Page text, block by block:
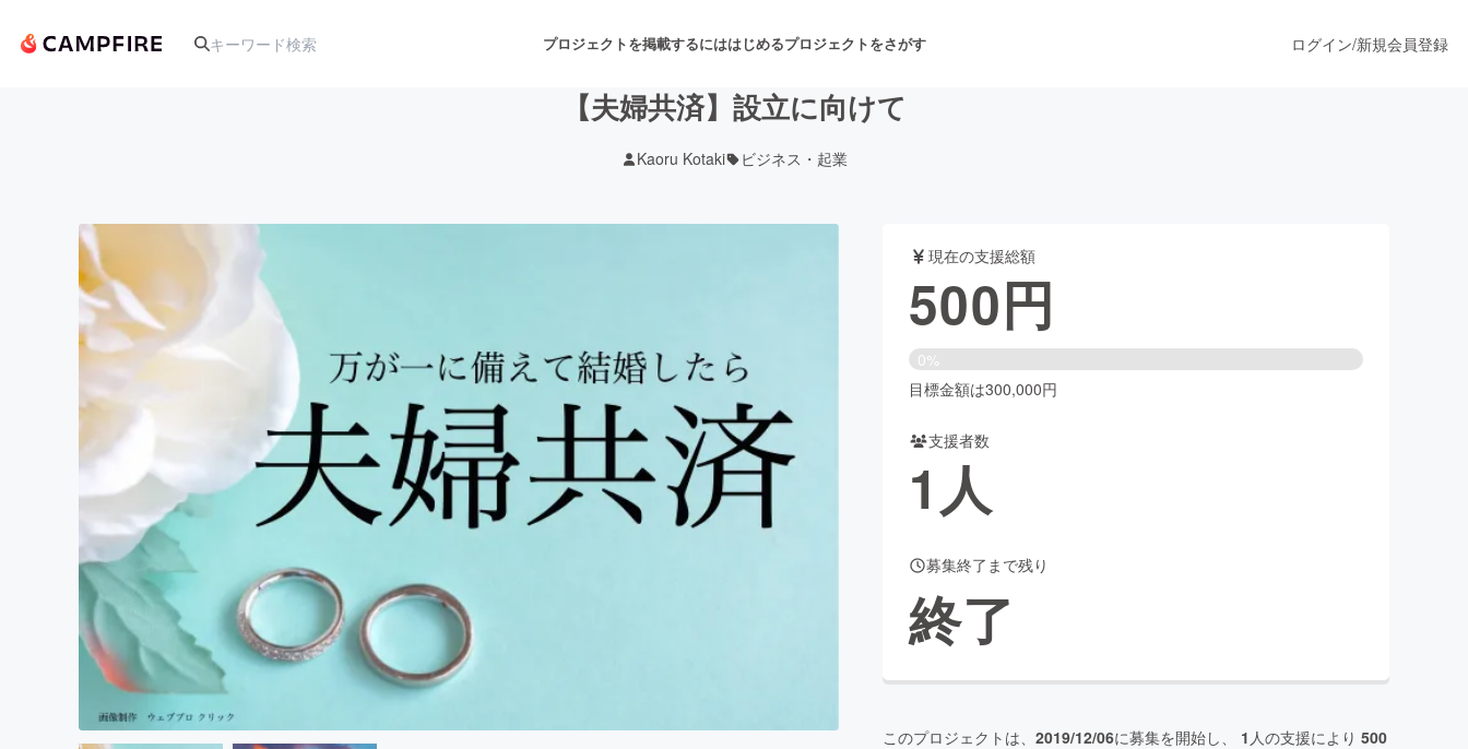
プロジェクトを掲載するにははじめるプロジェクトをさがす
アート・写真 舞台・パフォーマンス
テクノロジー・ガジェット
書籍・雑誌出版
ビジネス・起業 チャレンジ ビューティー・ヘルスケア
まちづくり・地域活性化
ログイン/新規会員登録
【夫婦共済】設立に向けて
Kaoru Kotaki ビジネス・起業
現在の支援総額
500円
0%
目標金額は300,000円
支援者数
1人
募集終了まで残り
終了
このプロジェクトは、 2019/12/06に募集を開始し、 1 人の支援により 500